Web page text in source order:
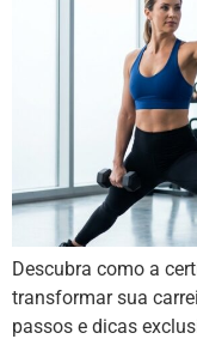
Descubra como a
transformar sua
passos e dicas